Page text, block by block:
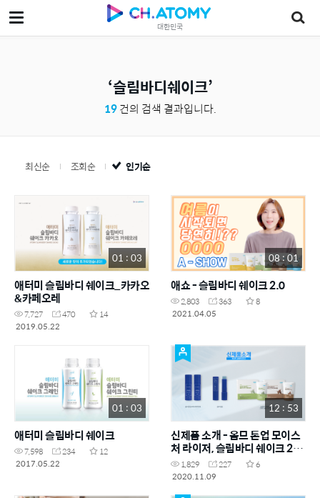
대한민국
슬림바디쉐이크
19건의 검색 결과입니다.
최신순 조회순 인기순
01 : 03
애터미 슬림바디 쉐이크_카카오
&카페오레
7,727 470
14
2019.05.22
08 : 01
애쇼 - 슬림바디 쉐이크 2.0
2,803 363
8
2021.04.05
01 : 03
애터미 슬림바디 쉐이크
7,598 234
12
2017.05.22
12 : 53
신제품 소개 - 옴므 톤업 모이스
처 라이저, 슬림바디 쉐이크 2.0
그린티 새싹&카카오 캐롭
1,829 227
6
2020.11.09